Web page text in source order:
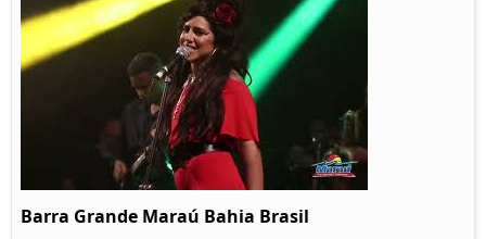
Barra Grande Maraú Bahia Brasil